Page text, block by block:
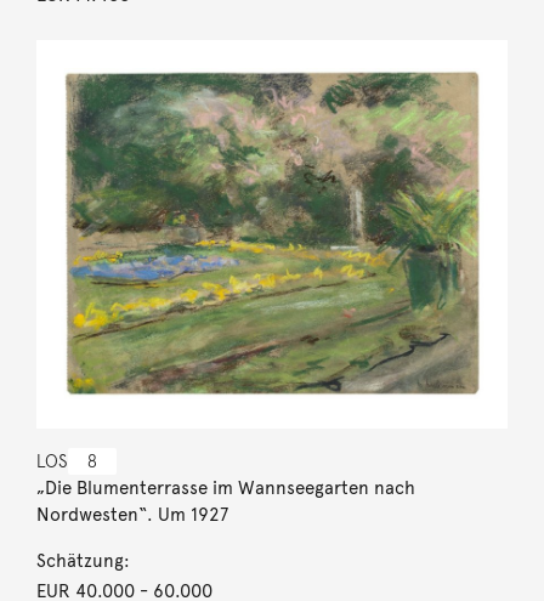
LOS 8
„Die Blumenterrasse im Wannseegarten nach
Nordwesten“. Um 1927
Schätzung:
EUR 40.000- 60.000